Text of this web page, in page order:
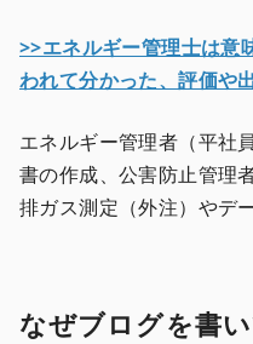
>>エネルギー管理士は意
われて分かった、評価や
エネルギー管理者（平社
書の作成、公害防止管理
排ガス測定（外注）やデ
なぜブログを書